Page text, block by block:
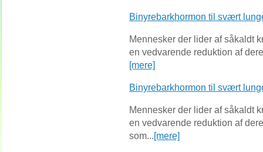
Binyrebarkhormon til svært
Mennesker der lider af såkaldt
en vedvarende reduktion af
[mere]
Binyrebarkhormon til svært
Mennesker der lider af såkaldt
en vedvarende reduktion af
som...[mere]